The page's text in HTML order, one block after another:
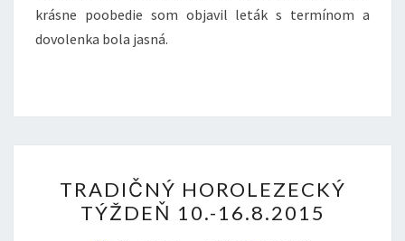
krásne poobedie som objavil leták s termínom a
dovolenka bola jasná.
HOROLEZECKÝ
TÝŽDEŇ
TRADIČNÝ HOROLEZECKÝ
TÝŽDEŇ 10.-16.8.2015